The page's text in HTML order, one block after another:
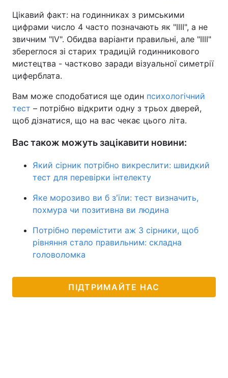
Цікавий факт: на годинниках з римськими
цифрами число 4 часто позначають як "IIII", а не
звичним "IV". Обидва варіанти правильні, але "IIII"
збереглося зі старих традицій годинникового
мистецтва - частково заради візуальної симетрії
циферблата.
Вам може сподобатися ще один психологічний
тест – потрібно відкрити одну з трьох дверей,
щоб дізнатися, що на вас чекає цього літа.
Вас також можуть зацікавити новини:
Який сірник потрібно викреслити: швидкий
тест для перевірки інтелекту
Яке морозиво ви б з'їли: тест визначить,
похмура чи позитивна ви людина
Потрібно перемістити аж 3 сірники, щоб
рівняння стало правильним: складна
головоломка
ПІДТРИМАЙТЕ НАС